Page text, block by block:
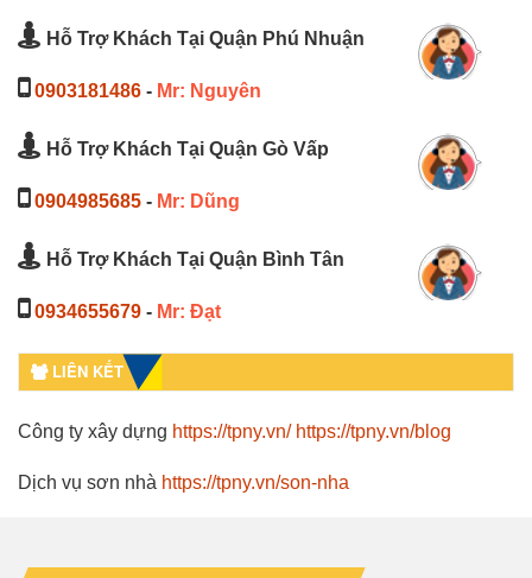
Hỗ Trợ Khách Tại Quận Phú Nhuận
0903181486 - Mr: Nguyên
Hỗ Trợ Khách Tại Quận Gò Vấp
0904985685 - Mr: Dũng
Hỗ Trợ Khách Tại Quận Bình Tân
0934655679 - Mr: Đạt
LIÊN KẾT
Công ty xây dựng https://tpny.vn/ https://tpny.vn/blog
Dịch vụ sơn nhà https://tpny.vn/son-nha